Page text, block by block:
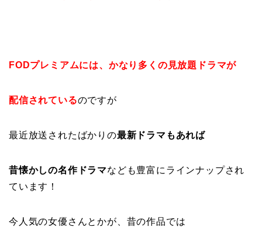
FODプレミアムには、かなり多くの見放題ドラマが
配信されているのですが
最近放送されたばかりの最新ドラマもあれば
昔懐かしの名作ドラマなども豊富にラインナップされ
ています！
今人気の女優さんとかが、昔の作品では